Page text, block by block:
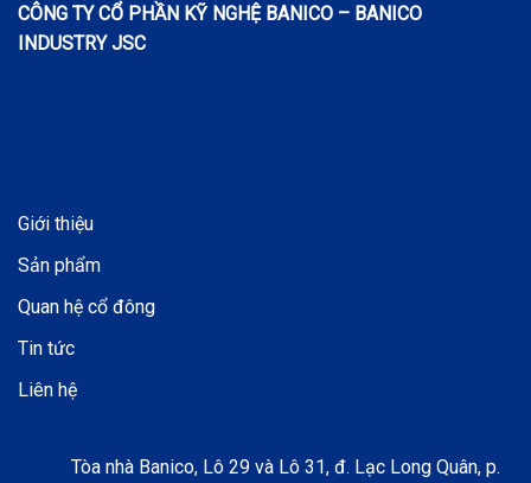
CÔNG TY CỔ PHẦN KỸ NGHỆ BANICO – BANICO
INDUSTRY JSC
Giới thiệu
Sản phẩm
Quan hệ cổ đông
Tin tức
Liên hệ
Tòa nhà Banico, Lô 29 và Lô 31, đ. Lạc Long Quân, p.